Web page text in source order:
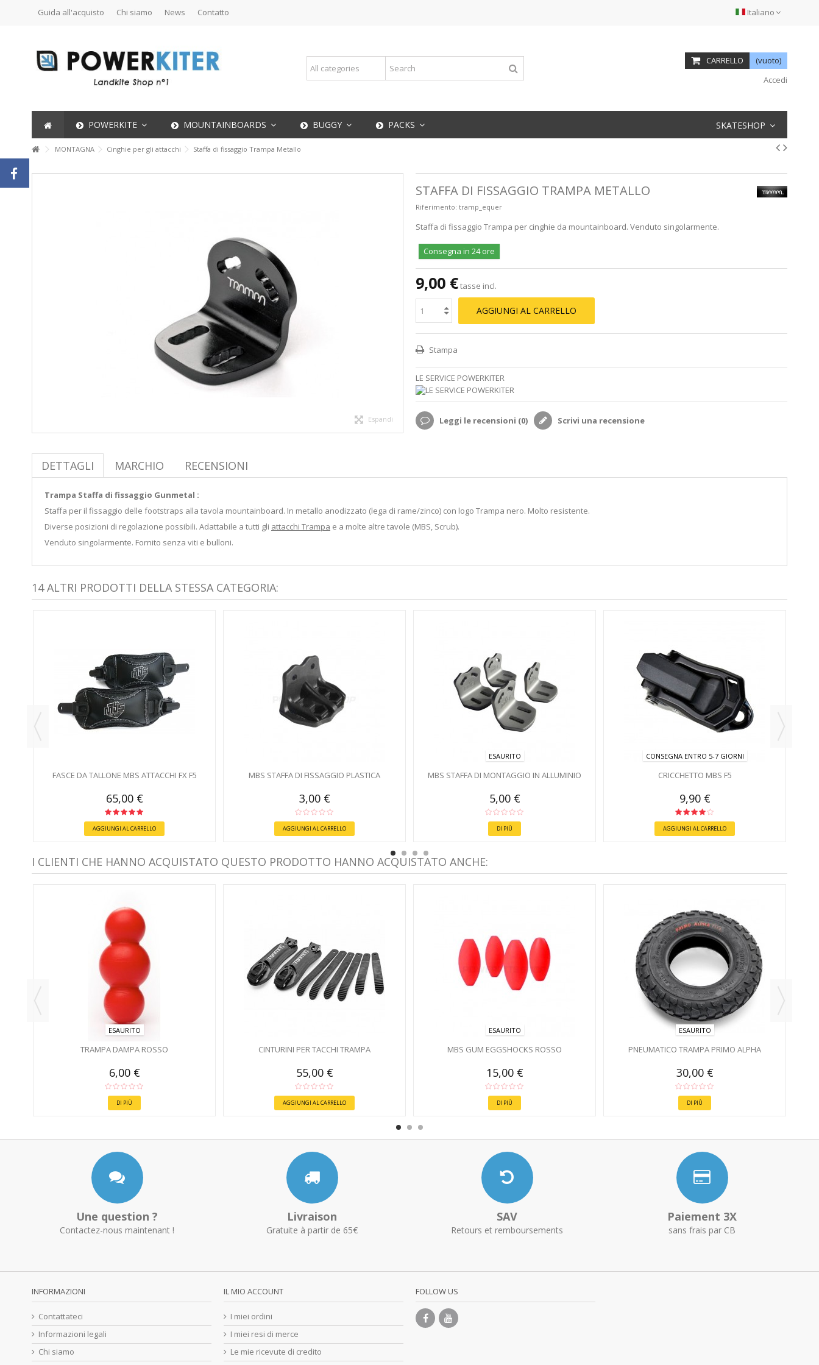
Italiano
Guida all'acquisto Chi siamo News Contatto
CARRELLO
(vuoto)
Accedi
POWERKITE MOUNTAINBOARDS BUGGY PACKS SKATESHOP
MONTAGNA Cinghie per gli attacchi Staffa di fissaggio Trampa Metallo
Espandi
STAFFA DI FISSAGGIO TRAMPA METALLO
Riferimento: tramp_equer
Staffa di fissaggio Trampa per cinghie da mountainboard. Venduto singolarmente.
Consegna in 24 ore
9,00 €tasse incl.
AGGIUNGI AL CARRELLO
Stampa
LE SERVICE POWERKITER
Leggi le recensioni (0) Scrivi una recensione
DETTAGLI MARCHIO RECENSIONI
Trampa Staffa di fissaggio Gunmetal :
Staffa per il fissaggio delle footstraps alla tavola mountainboard. In metallo anodizzato (lega di rame/zinco) con logo Trampa nero. Molto resistente.
Diverse posizioni di regolazione possibili. Adattabile a tutti gli attacchi Trampa e a molte altre tavole (MBS, Scrub).
Venduto singolarmente. Fornito senza viti e bulloni.
14 ALTRI PRODOTTI DELLA STESSA CATEGORIA:
FASCE DA TALLONE MBS ATTACCHI FX F5
65,00 €
AGGIUNGI AL CARRELLO
MBS STAFFA DI FISSAGGIO PLASTICA
3,00 €
AGGIUNGI AL CARRELLO
ESAURITO
MBS STAFFA DI MONTAGGIO IN ALLUMINIO
5,00 €
DI PIÙ
CONSEGNA ENTRO 5-7 GIORNI
CRICCHETTO MBS F5
9,90 €
AGGIUNGI AL CARRELLO
I CLIENTI CHE HANNO ACQUISTATO QUESTO PRODOTTO HANNO ACQUISTATO ANCHE:
ESAURITO
TRAMPA DAMPA ROSSO
6,00 €
DI PIÙ
CINTURINI PER TACCHI TRAMPA
55,00 €
AGGIUNGI AL CARRELLO
ESAURITO
MBS GUM EGGSHOCKS ROSSO
15,00 €
DI PIÙ
ESAURITO
PNEUMATICO TRAMPA PRIMO ALPHA
30,00 €
DI PIÙ
Une question ?
Contactez-nous maintenant !
Livraison
Gratuite à partir de 65€
SAV
Retours et remboursements
Paiement 3X
sans frais par CB
INFORMAZIONI
Contattateci
Informazioni legali
Chi siamo
IL MIO ACCOUNT
I miei ordini
I miei resi di merce
Le mie ricevute di credito
FOLLOW US